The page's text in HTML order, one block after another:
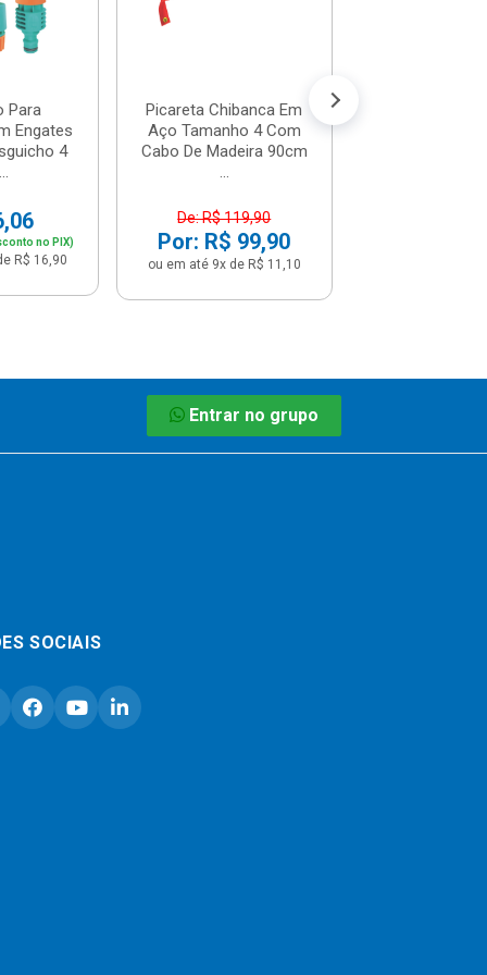
Para
Engates
4
no PIX)
R$ 16,90
Picareta Chibanca Em
Aço Tamanho 4 Com
Cabo De Madeira 90cm
...
De: R$ 119,90
Por: R$ 99,90
ou em até 9x de R$ 11,10
Entrar no grupo
SOCIAIS